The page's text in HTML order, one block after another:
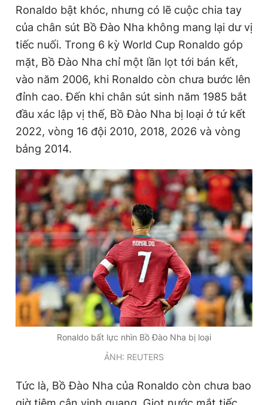
Đọc Thanh Niên trên điện thoại
Theo dõi báo trên
Hotline
0906 645 777
Liên hệ quảng cáo
0908 780 404
Đặt báo Quảng cáo RSS Tòa soạn Chính sách bảo
Tổng biên tập: Nguyễn Ngọc Toàn
Phó tổng biên tập thường trực: Hải Thành
Phó tổng biên tập: Lâm Hiếu Dũng
Phó tổng biên tập: Trần Việt Hưng
Tổng thư ký tòa soạn: Đức Trung
Giấy phép xuất bản số 110/GP - BTTTT cấp ngày 24.3.2020
© 2003-2026 Bản quyền thuộc về Báo Thanh Niên. Cấm sao
chép dưới mọi hình thức nếu không có sự chấp thuận bằng văn
bản. Phát triển bởi ePi Technologies, JSC.
Ronaldo bật khóc, nhưng có lẽ cuộc chia tay
của chân sút Bồ Đào Nha không mang lại dư vị
tiếc nuối. Trong 6 kỳ World Cup Ronaldo góp
mặt, Bồ Đào Nha chỉ một lần lọt tới bán kết,
vào năm 2006, khi Ronaldo còn chưa bước lên
đỉnh cao. Đến khi chân sút sinh năm 1985 bắt
đầu xác lập vị thế, Bồ Đào Nha bị loại ở tứ kết
2022, vòng 16 đội 2010, 2018, 2026 và vòng
bảng 2014.
Ronaldo bất lực nhìn Bồ Đào Nha bị loại
ẢNH: REUTERS
Tức là, Bồ Đào Nha của Ronaldo còn chưa bao